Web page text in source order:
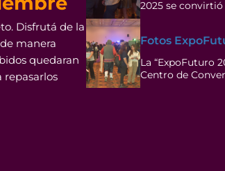
Disfrutá de la
manera
quedaran
repasarlos
2025 se
Fotos
La “ExpoFuturo
Centro de